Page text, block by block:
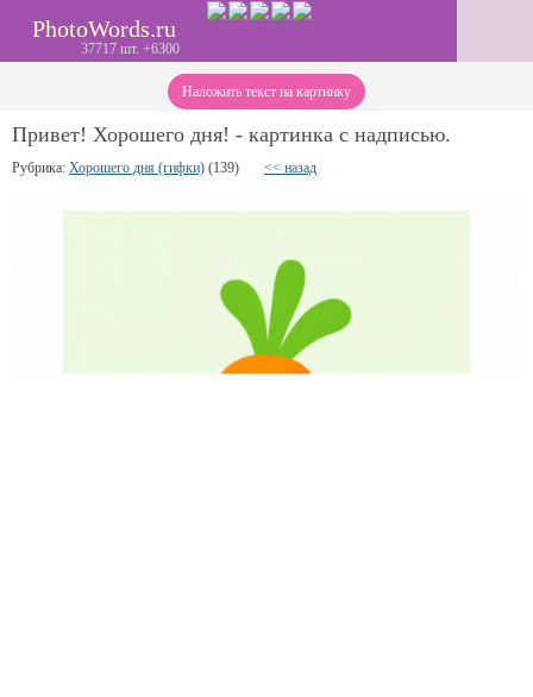
PhotoWords.ru
37717 шт. +6300
Наложить текст на картинку
Привет! Хорошего дня! - картинка с надписью.
Рубрика: Хорошего дня (гифки) (139) << назад